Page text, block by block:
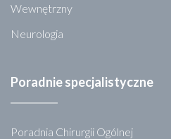
Wewnętrzny
Neurologia
Poradnie specjalistyczne
Poradnia Chirurgii Ogólnej